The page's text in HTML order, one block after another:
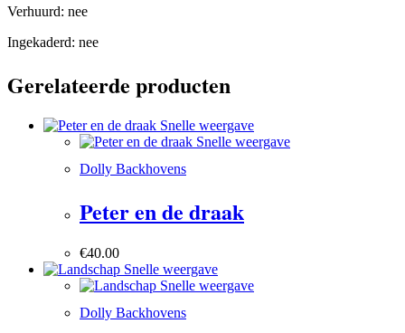
Verhuurd: nee
Ingekaderd: nee
Gerelateerde producten
Snelle weergave
Snelle weergave
Dolly Backhovens
Peter en de draak
€40.00
Snelle weergave
Snelle weergave
Dolly Backhovens